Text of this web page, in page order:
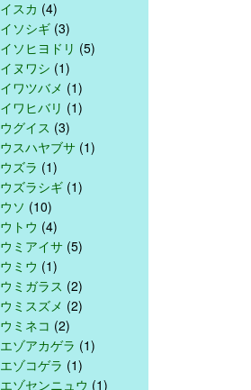
イスカ (4)
イソシギ (3)
イソヒヨドリ (5)
イヌワシ (1)
イワツバメ (1)
イワヒバリ (1)
ウグイス (3)
ウスハヤブサ (1)
ウズラ (1)
ウズラシギ (1)
ウソ (10)
ウトウ (4)
ウミアイサ (5)
ウミウ (1)
ウミガラス (2)
ウミスズメ (2)
ウミネコ (2)
エゾアカゲラ (1)
エゾコゲラ (1)
エゾセンニュウ (1)